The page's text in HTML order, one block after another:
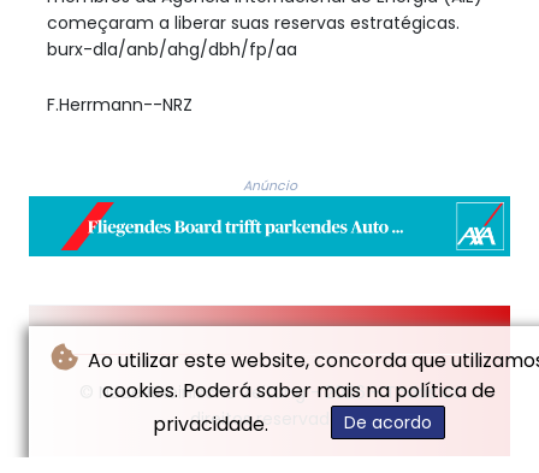
Ao utilizar este website, concorda que
cookies. Poderá saber mais na política de
privacidade.
De acordo
começaram a liberar suas reservas estratégicas.
burx-dla/anb/ahg/dbh/fp/aa
F.Herrmann--NRZ
Anúncio
© Neue Rheinische Zeitung - 2026 - Todos os
direitos reservados